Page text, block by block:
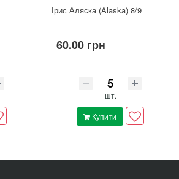
Ірис Аляска (Alaska) 8/9
60.00 грн
шт.
Купити